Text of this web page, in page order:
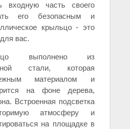
входную часть своего
его безопасным и
крыльцо - это
вас.
выполнено из
стали, которая
материалом и
на фоне дерева,
Встроенная подсветка
атмосферу и
на площадке в